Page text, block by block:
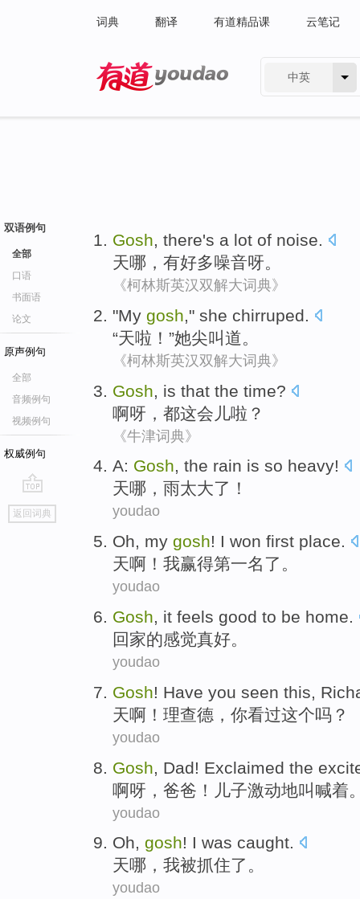
词典 翻译 有道精品课 云笔记
中英
双语例句
全部
口语
书面语
论文
原声例句
全部
音频例句
视频例句
权威例句
go
top
返回词典
Gosh, there's a lot of noise.
天哪， 有好多噪音呀。
《柯林斯英汉双解大词典》
"My gosh," she chirruped.
“天啦！”她尖叫道。
《柯林斯英汉双解大词典》
Gosh is that the time?
啊呀 ， 都这会儿啦？
《牛津词典》
A: Gosh, the rain is so heavy!
天哪 ， 雨太大了！
youdao
Oh, my gosh! I won first place.
天啊 ！ 我赢得第一名了。
youdao
Gosh, it feels good to be home.
回家的感觉真好。
youdao
Gosh! Have you seen this,
天啊 ！ 理查德 ， 你看过这个吗？
youdao
Gosh Dad! Exclaimed the
啊呀 ， 爸爸 ！儿子激动地叫喊着
youdao
Oh, gosh! I was caught.
天哪， 我被抓住了 。
youdao